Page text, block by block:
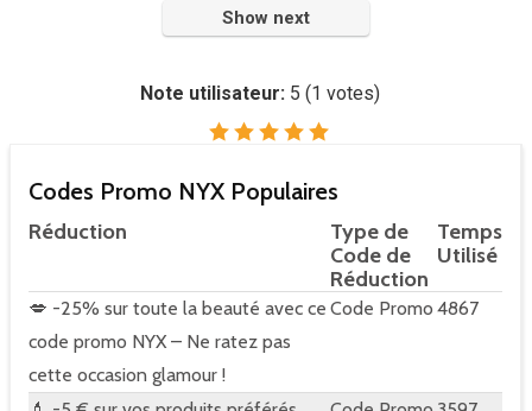
Show next
Note utilisateur: 5 (1 votes)
Codes Promo NYX Populaires
Réduction
Type de
Code de
Réduction
Temps
Utilisé
💋 -25% sur toute la beauté avec ce
code promo NYX – Ne ratez pas
cette occasion glamour !
Code Promo 4867